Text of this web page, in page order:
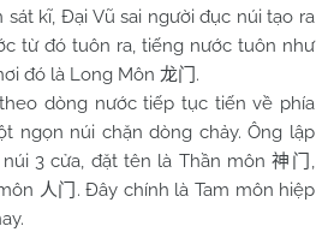
sát kĩ, Đại Vũ sai người đục núi tạo ra
từ đó tuôn ra, tiếng nước tuôn như
đó là Long Môn 龙门 .
dòng nước tiếp tục tiến về phía
ngọn núi chặn dòng chảy. Ông lập
3 cửa, đặt tên là Thần môn神门 ,
人门 . Đây chính là Tam môn hiệp